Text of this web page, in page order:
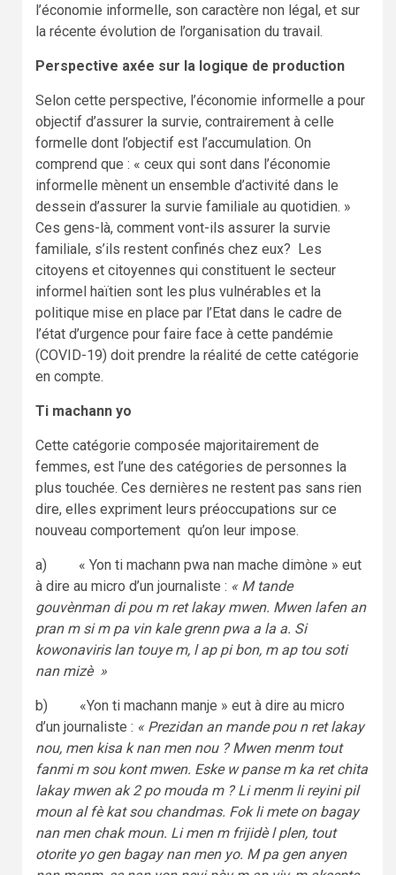
l’économie informelle, son caractère non légal, et sur
la récente évolution de l’organisation du travail.
Perspective axée sur la logique de production
Selon cette perspective, l’économie informelle a pour
objectif d’assurer la survie, contrairement à celle
formelle dont l’objectif est l’accumulation. On
comprend que : « ceux qui sont dans l’économie
informelle mènent un ensemble d’activité dans le
dessein d’assurer la survie familiale au quotidien. »
Ces gens-là, comment vont-ils assurer la survie
familiale, s’ils restent confinés chez eux? Les
citoyens et citoyennes qui constituent le secteur
informel haïtien sont les plus vulnérables et la
politique mise en place par l’Etat dans le cadre de
l’état d’urgence pour faire face à cette pandémie
(COVID-19) doit prendre la réalité de cette catégorie
en compte.
Ti machann yo
Cette catégorie composée majoritairement de
femmes, est l’une des catégories de personnes la
plus touchée. Ces dernières ne restent pas sans rien
dire, elles expriment leurs préoccupations sur ce
nouveau comportement qu’on leur impose.
a) « Yon ti machann pwa nan mache dimòne » eut
à dire au micro d’un journaliste : « M tande
gouvènman di pou m ret lakay mwen. Mwen lafen an
pran m si m pa vin kale grenn pwa a la a. Si
kowonaviris lan touye m, l ap pi bon, m ap tou soti
nan mizè »
b) «Yon ti machann manje » eut à dire au micro
d’un journaliste : « Prezidan an mande pou n ret lakay
nou, men kisa k nan men nou ? Mwen menm tout
fanmi m sou kont mwen. Eske w panse m ka ret chita
lakay mwen ak 2 po mouda m ?Li menm li reyini pil
moun al fè kat sou chandmas. Fok li mete on bagay
nan men chak moun. Li men m frijidè l plen, tout
otorite yo gen bagay nan men yo. M pa gen anyen